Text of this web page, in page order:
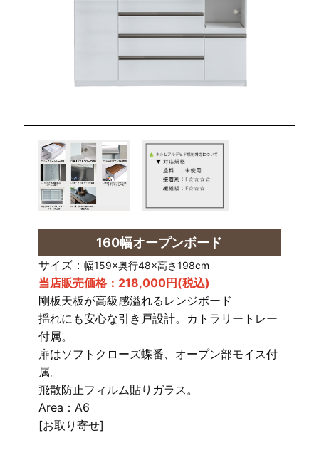
160幅オープンボード
サイズ： 幅159×奥行48×高さ198cm
当店販売価格：218,000円(税込)
剛板天板が高級感溢れるレンジボード
揺れにも安心な引き戸設計。カトラリートレー
付属。
扉はソフトクローズ蝶番、オープン部モイス付
属。
飛散防止フィルム貼りガラス。
Area：A6
[お取り寄せ]